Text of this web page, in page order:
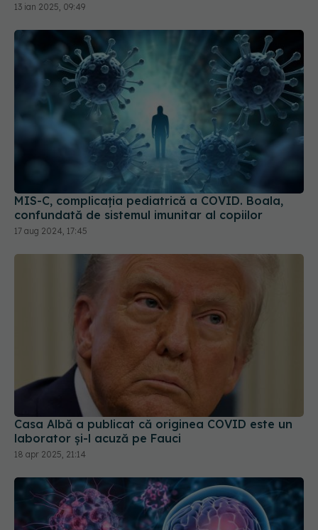
13 ian 2025, 09:49
MIS-C, complicația pediatrică a COVID. Boala,
confundată de sistemul imunitar al copiilor
17 aug 2024, 17:45
Casa Albă a publicat că originea COVID este un
laborator și-l acuză pe Fauci
18 apr 2025, 21:14